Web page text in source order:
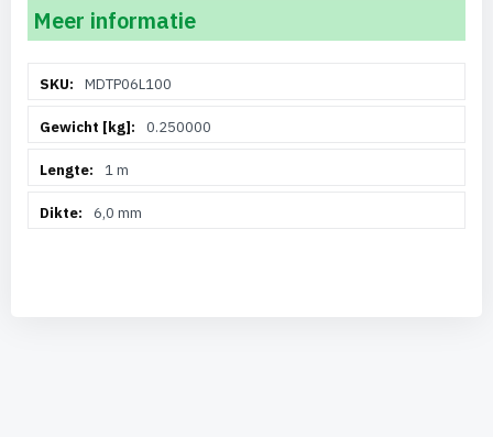
Meer informatie
informatieMDTP06L100
0.250000
1 m
6,0 mm